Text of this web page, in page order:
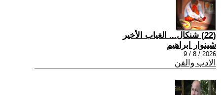
(22) شنكال... الغياب الأخير
شينوار ابراهيم
2026 / 8 / 9
الادب والفن